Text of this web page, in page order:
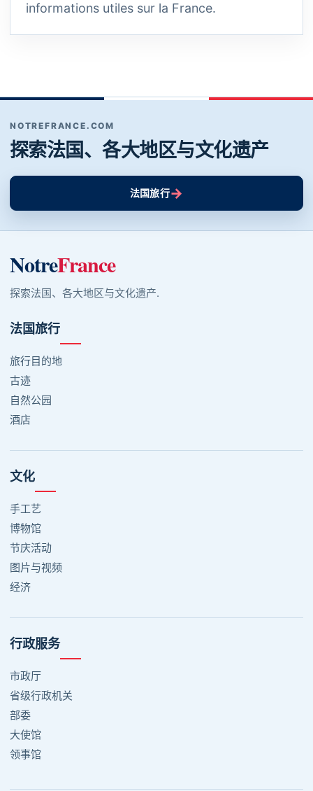
informations utiles sur la France.
NOTREFRANCE.COM
探索法国、各大地区与文化遗产
法国旅行→
NotreFrance
探索法国、各大地区与文化遗产.
法国旅行
旅行目的地
古迹
自然公园
酒店
文化
手工艺
博物馆
节庆活动
图片与视频
经济
行政服务
市政厅
省级行政机关
部委
大使馆
领事馆